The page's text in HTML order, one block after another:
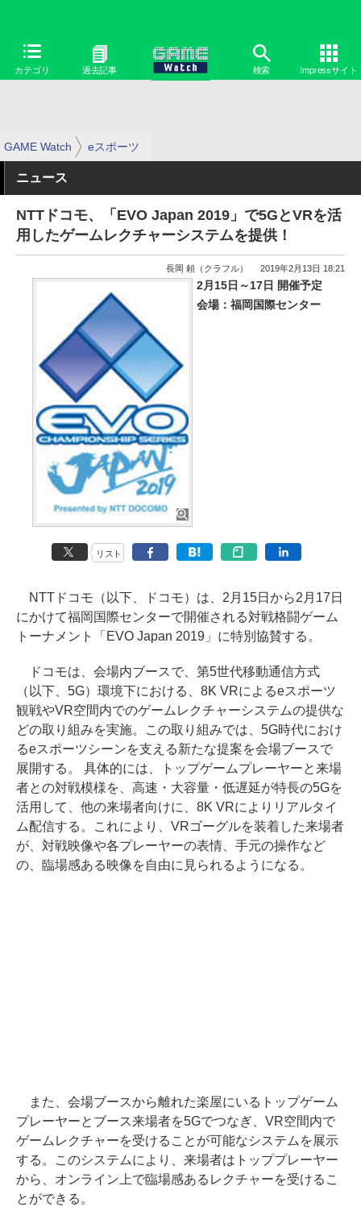
カテゴリ 過去記事 検索 Impressサイト
GAME Watch eスポーツ
ニュース
NTTドコモ、「EVO Japan 2019」で5GとVRを活
用したゲームレクチャーシステムを提供！
長岡 頼（クラフル） 2019年2月13日 18:21
2月15日～17日 開催予定
会場：福岡国際センター
リスト
NTTドコモ（以下、ドコモ）は、2月15日から2月17日
にかけて福岡国際センターで開催される対戦格闘ゲーム
トーナメント「EVO Japan 2019」に特別協賛する。
ドコモは、会場内ブースで、第5世代移動通信方式
（以下、5G）環境下における、8K VRによるeスポーツ
観戦やVR空間内でのゲームレクチャーシステムの提供な
どの取り組みを実施。この取り組みでは、5G時代におけ
るeスポーツシーンを支える新たな提案を会場ブースで
展開する。 具体的には、トップゲームプレーヤーと来場
者との対戦模様を、高速・大容量・低遅延が特長の5Gを
活用して、他の来場者向けに、8K VRによりリアルタイ
ム配信する。これにより、VRゴーグルを装着した来場者
が、対戦映像や各プレーヤーの表情、手元の操作など
の、臨場感ある映像を自由に見られるようになる。
また、会場ブースから離れた楽屋にいるトップゲーム
プレーヤーとブース来場者を5Gでつなぎ、VR空間内で
ゲームレクチャーを受けることが可能なシステムを展示
する。このシステムにより、来場者はトッププレーヤー
から、オンライン上で臨場感あるレクチャーを受けるこ
とができる。